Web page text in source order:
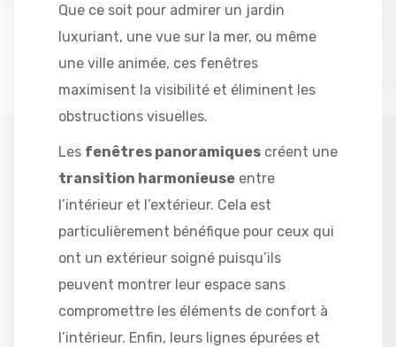
Que ce soit pour admirer un jardin
luxuriant, une vue sur la mer, ou même
une ville animée, ces fenêtres
maximisent la visibilité et éliminent les
obstructions visuelles.
Les fenêtres panoramiques créent une
transition harmonieuse entre
l’intérieur et l’extérieur. Cela est
particulièrement bénéfique pour ceux qui
ont un extérieur soigné puisqu’ils
peuvent montrer leur espace sans
compromettre les éléments de confort à
l’intérieur. Enfin, leurs lignes épurées et